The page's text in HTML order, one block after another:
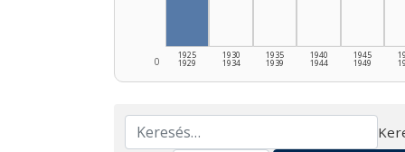
0
1925
1929
1930
1934
1935
1939
1940
1944
1945
1949